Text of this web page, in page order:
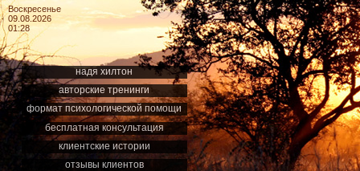
Воскресенье
09.08.2026
01:28
надя хилтон
авторские тренинги
формат психологической помощи
бесплатная консультация
клиентские истории
отзывы клиентов